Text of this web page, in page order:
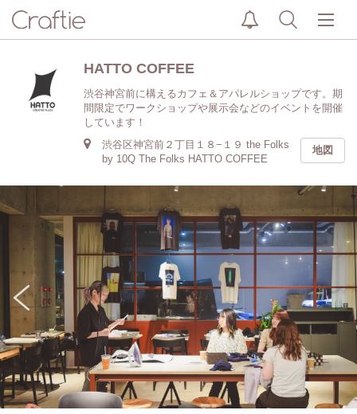
HATTO COFFEE
渋谷神宮前に構えるカフェ＆アパレルショップです。期
間限定でワークショップや展示会などのイベントを開催
しています！
渋谷区神宮前２丁目１８−１９ the Folks
by 10Q The Folks HATTO COFFEE
地図